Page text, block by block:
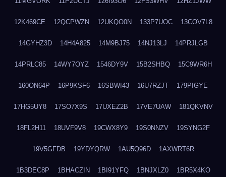
12K469CE 12QCPWZN 12UKQO0N 133P7UOC 13COV7L8
14GYHZ3D 14H4A825 14M9BJ75 14NJ13LJ 14PRJLGB
14PRLC85 14WY7OYZ 1546DY9V 15B2SHBQ 15C9WR6H
160ON64P 16P9KSF6 16SBWI43 16U7RZJT 179PIGYE
17HG5UY8 17SO7X9S 17UXEZ2B 17VE7UAW 181QKVNV
18FL2H11 18UVF9V8 19CWX8Y9 19S0NNZV 19SYNG2F
19V5GFDB 19YDYQRW 1AU5Q96D 1AXWRT6R
1B3DEC8P 1BHACZIN 1BI91YFQ 1BNJXLZ0 1BR5X4KO